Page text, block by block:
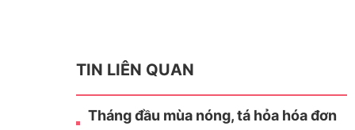
TIN LIÊN QUAN
Tháng đầu mùa nóng, tá hỏa hóa đơn